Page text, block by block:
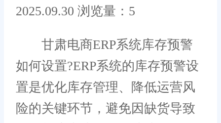
2025.09.30 浏览量：5
甘肃电商ERP系统库存预警
如何设置?ERP系统的库存预警设
置是优化库存管理、降低运营风
险的关键环节，避免因缺货导致